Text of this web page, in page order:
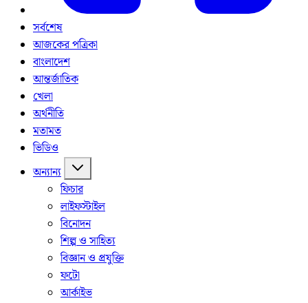
সর্বশেষ
আজকের পত্রিকা
বাংলাদেশ
আন্তর্জাতিক
খেলা
অর্থনীতি
মতামত
ভিডিও
অন্যান্য
ফিচার
লাইফস্টাইল
বিনোদন
শিল্প ও সাহিত্য
বিজ্ঞান ও প্রযুক্তি
ফটো
আর্কাইভ